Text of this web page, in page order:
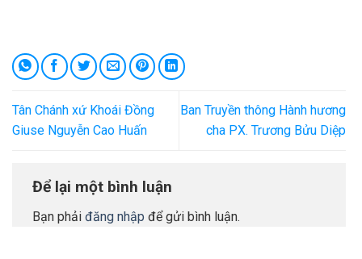
Tân Chánh xứ Khoái Đồng
Giuse Nguyễn Cao Huấn
Ban Truyền thông Hành hương
cha PX. Trương Bửu Diệp
Để lại một bình luận
Bạn phải đăng nhập để gửi bình luận.